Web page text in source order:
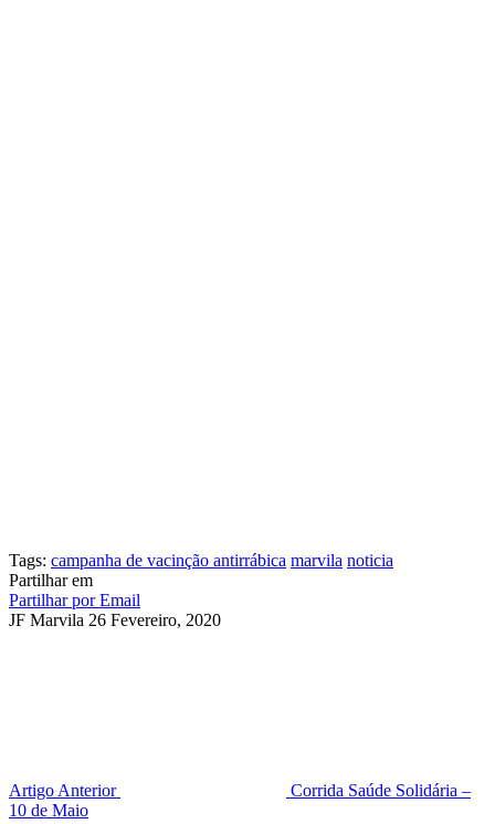
Tags: campanha de vacinção antirrábica marvila noticia
Partilhar em
Partilhar por Email
JF Marvila 26 Fevereiro, 2020
Artigo Anterior
Corrida Saúde Solidária –
10 de Maio